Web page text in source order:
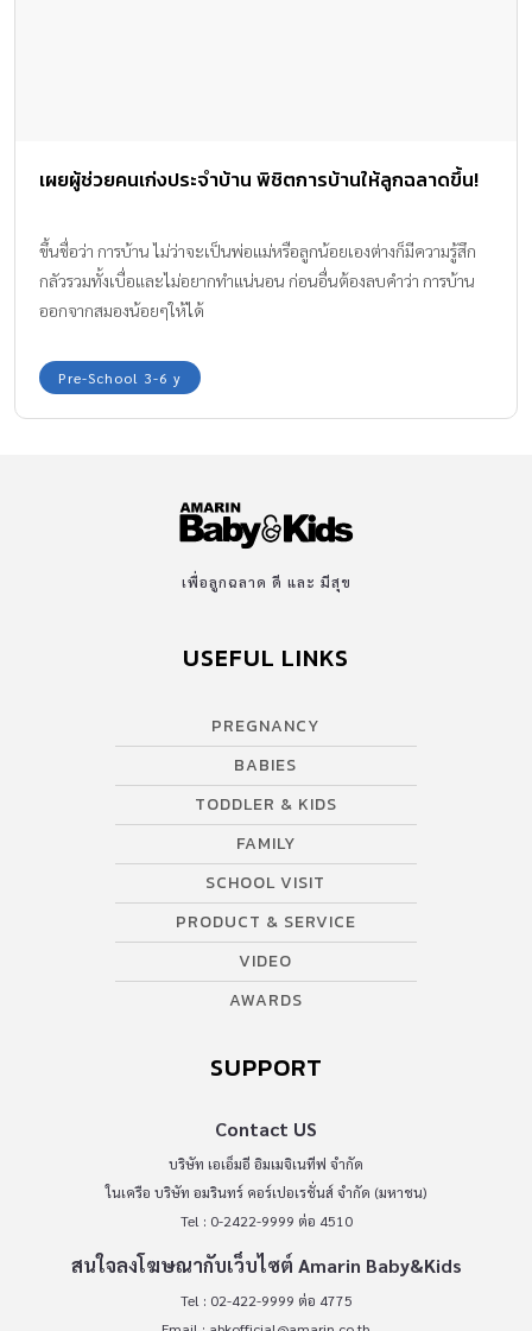
เผยผู้ช่วยคนเก่งประจำบ้าน พิชิตการบ้านให้ลูกฉลาดขึ้น!
ขึ้นชื่อว่า การบ้าน ไม่ว่าจะเป็นพ่อแม่หรือลูกน้อยเองต่างก็มีความรู้สึก
กลัวรวมทั้งเบื่อและไม่อยากทำแน่นอน ก่อนอื่นต้องลบคำว่า การบ้าน
ออกจากสมองน้อยๆให้ได้
Pre-School 3-6 y
เพื่อลูกฉลาด ดี และ มีสุข
USEFUL LINKS
PREGNANCY
BABIES
TODDLER & KIDS
FAMILY
SCHOOL VISIT
PRODUCT & SERVICE
VIDEO
AWARDS
SUPPORT
Contact US
บริษัท เอเอ็มอี อิมเมจิเนทีฟ จำกัด
ในเครือ บริษัท อมรินทร์ คอร์เปอเรชั่นส์ จำกัด (มหาชน)
Tel : 0-2422-9999 ต่อ 4510
สนใจลงโฆษณากับเว็บไซต์ Amarin Baby&Kids
Tel : 02-422-9999 ต่อ 4775